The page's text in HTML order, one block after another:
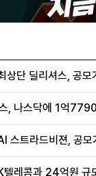
상단 딜리셔스, 공
, 나스닥에 1억
스트라드비젼, 공
텔레콤과 24억원 규